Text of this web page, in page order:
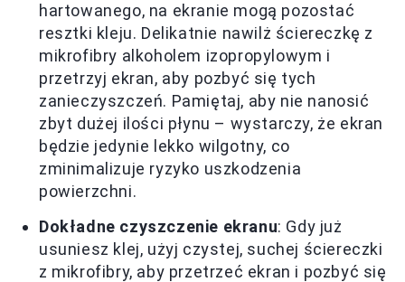
hartowanego, na ekranie mogą pozostać
resztki kleju. Delikatnie nawilż ściereczkę z
mikrofibry alkoholem izopropylowym i
przetrzyj ekran, aby pozbyć się tych
zanieczyszczeń. Pamiętaj, aby nie nanosić
zbyt dużej ilości płynu – wystarczy, że ekran
będzie jedynie lekko wilgotny, co
zminimalizuje ryzyko uszkodzenia
powierzchni.
Dokładne czyszczenie ekranu: Gdy już
usuniesz klej, użyj czystej, suchej ściereczki
z mikrofibry, aby przetrzeć ekran i pozbyć się